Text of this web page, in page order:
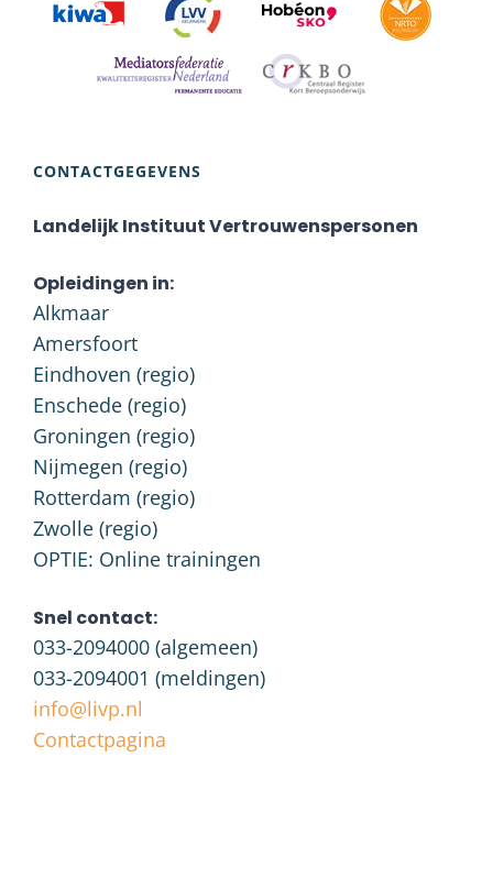
CONTACTGEGEVENS
Landelijk Instituut Vertrouwenspersonen
Opleidingen in:
Alkmaar
Amersfoort
Eindhoven (regio)
Enschede (regio)
Groningen (regio)
Nijmegen (regio)
Rotterdam (regio)
Zwolle (regio)
OPTIE: Online trainingen
Snel contact:
033-2094000 (algemeen)
033-2094001 (meldingen)
info@livp.nl
Contactpagina